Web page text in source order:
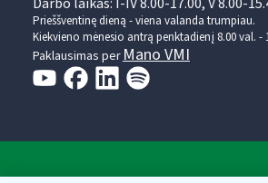
Prieššventinę dieną - viena valanda trumpiau.
Kiekvieno mėnesio antrą penktadienį 8.00 val. -
Paklausimas per Mano VMI